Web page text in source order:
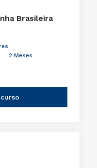
Brasileira
2 Meses